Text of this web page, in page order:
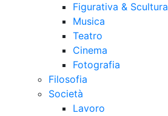
Figurativa & Scultura
Musica
Teatro
Cinema
Fotografia
Filosofia
Società
Lavoro